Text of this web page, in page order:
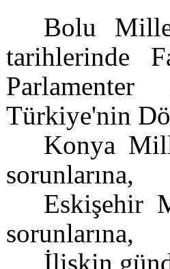
Bolu
tarihlerinde
Türkiye'nin
Konya
sorunlarına,
Eskişehir
sorunlarına,
İlişkin